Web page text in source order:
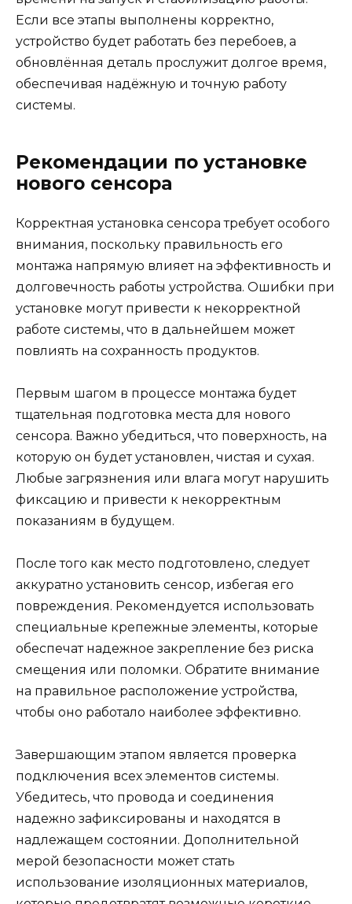
Если все этапы выполнены корректно,
устройство будет работать без перебоев, а
обновлённая деталь прослужит долгое время,
обеспечивая надёжную и точную работу
системы.
Рекомендации по установке
нового сенсора
Корректная установка сенсора требует особого
внимания, поскольку правильность его
монтажа напрямую влияет на эффективность и
долговечность работы устройства. Ошибки при
установке могут привести к некорректной
работе системы, что в дальнейшем может
повлиять на сохранность продуктов.
Первым шагом в процессе монтажа будет
тщательная подготовка места для нового
сенсора. Важно убедиться, что поверхность, на
которую он будет установлен, чистая и сухая.
Любые загрязнения или влага могут нарушить
фиксацию и привести к некорректным
показаниям в будущем.
После того как место подготовлено, следует
аккуратно установить сенсор, избегая его
повреждения. Рекомендуется использовать
специальные крепежные элементы, которые
обеспечат надежное закрепление без риска
смещения или поломки. Обратите внимание
на правильное расположение устройства,
чтобы оно работало наиболее эффективно.
Завершающим этапом является проверка
подключения всех элементов системы.
Убедитесь, что провода и соединения
надежно зафиксированы и находятся в
надлежащем состоянии. Дополнительной
мерой безопасности может стать
использование изоляционных материалов,